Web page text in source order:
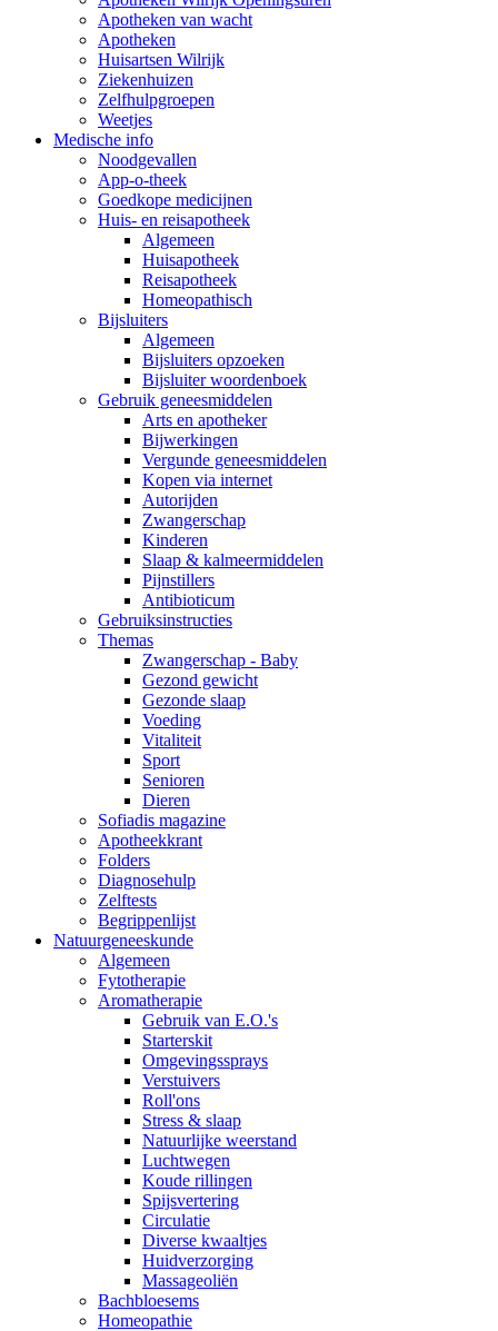
Apotheken van wacht
Apotheken
Huisartsen Wilrijk
Ziekenhuizen
Zelfhulpgroepen
Weetjes
Medische info
Noodgevallen
App-o-theek
Goedkope medicijnen
Huis- en reisapotheek
Algemeen
Huisapotheek
Reisapotheek
Homeopathisch
Bijsluiters
Algemeen
Bijsluiters opzoeken
Bijsluiter woordenboek
Gebruik geneesmiddelen
Arts en apotheker
Bijwerkingen
Vergunde geneesmiddelen
Kopen via internet
Autorijden
Zwangerschap
Kinderen
Slaap & kalmeermiddelen
Pijnstillers
Antibioticum
Gebruiksinstructies
Themas
Zwangerschap - Baby
Gezond gewicht
Gezonde slaap
Voeding
Vitaliteit
Sport
Senioren
Dieren
Sofiadis magazine
Apotheekkrant
Folders
Diagnosehulp
Zelftests
Begrippenlijst
Natuurgeneeskunde
Algemeen
Fytotherapie
Aromatherapie
Gebruik van E.O.'s
Starterskit
Omgevingssprays
Verstuivers
Roll'ons
Stress & slaap
Natuurlijke weerstand
Luchtwegen
Koude rillingen
Spijsvertering
Circulatie
Diverse kwaaltjes
Huidverzorging
Massageoliën
Bachbloesems
Homeopathie